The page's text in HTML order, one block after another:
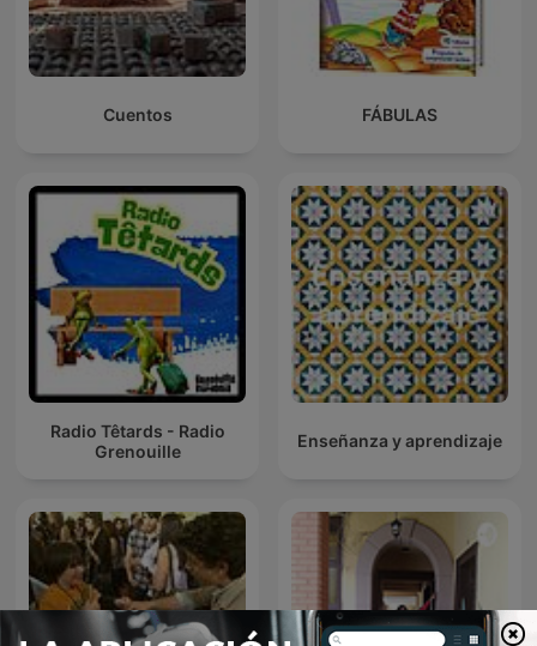
Cuentos FÁBULAS
Radio Têtards - Radio
Grenouille
Enseñanza y aprendizaje